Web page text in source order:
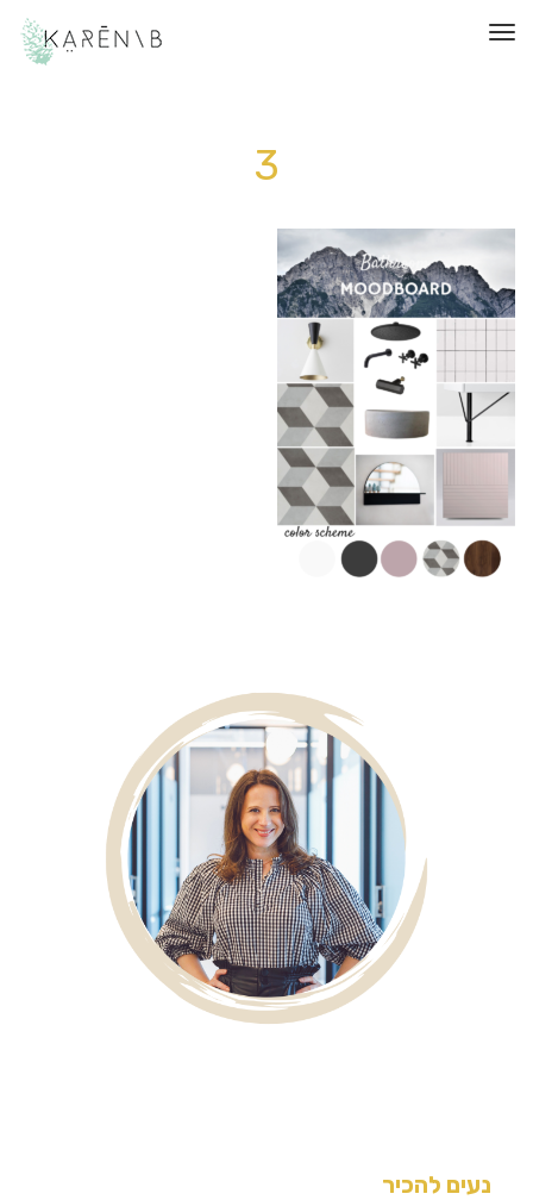
תפריט
3
נעים להכיר